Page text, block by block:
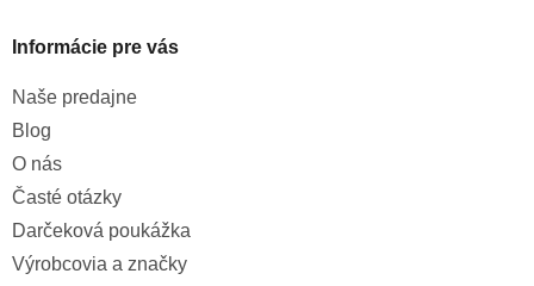
Informácie pre vás
Naše predajne
Blog
O nás
Časté otázky
Darčeková poukážka
Výrobcovia a značky